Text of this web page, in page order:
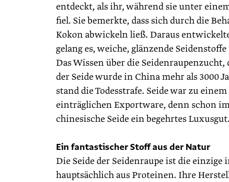
entdeckt, als ihr, während sie unter
fiel. Sie bemerkte, dass sich durch die
Kokon abwickeln ließ. Daraus
gelang es, weiche, glänzende
Das Wissen über die
der Seide wurde in China mehr als 3000
stand die Todesstrafe. Seide war zu
einträglichen Exportware, denn schon
chinesische Seide ein begehrtes Luxusgut.
Ein fantastischer Stoff aus der Natur
Die Seide der Seidenraupe ist die
hauptsächlich aus Protei­nen. Ihre